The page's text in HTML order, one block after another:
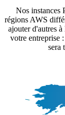
Nos instances
régions AWS
ajouter d'autres
votre entreprise
sera